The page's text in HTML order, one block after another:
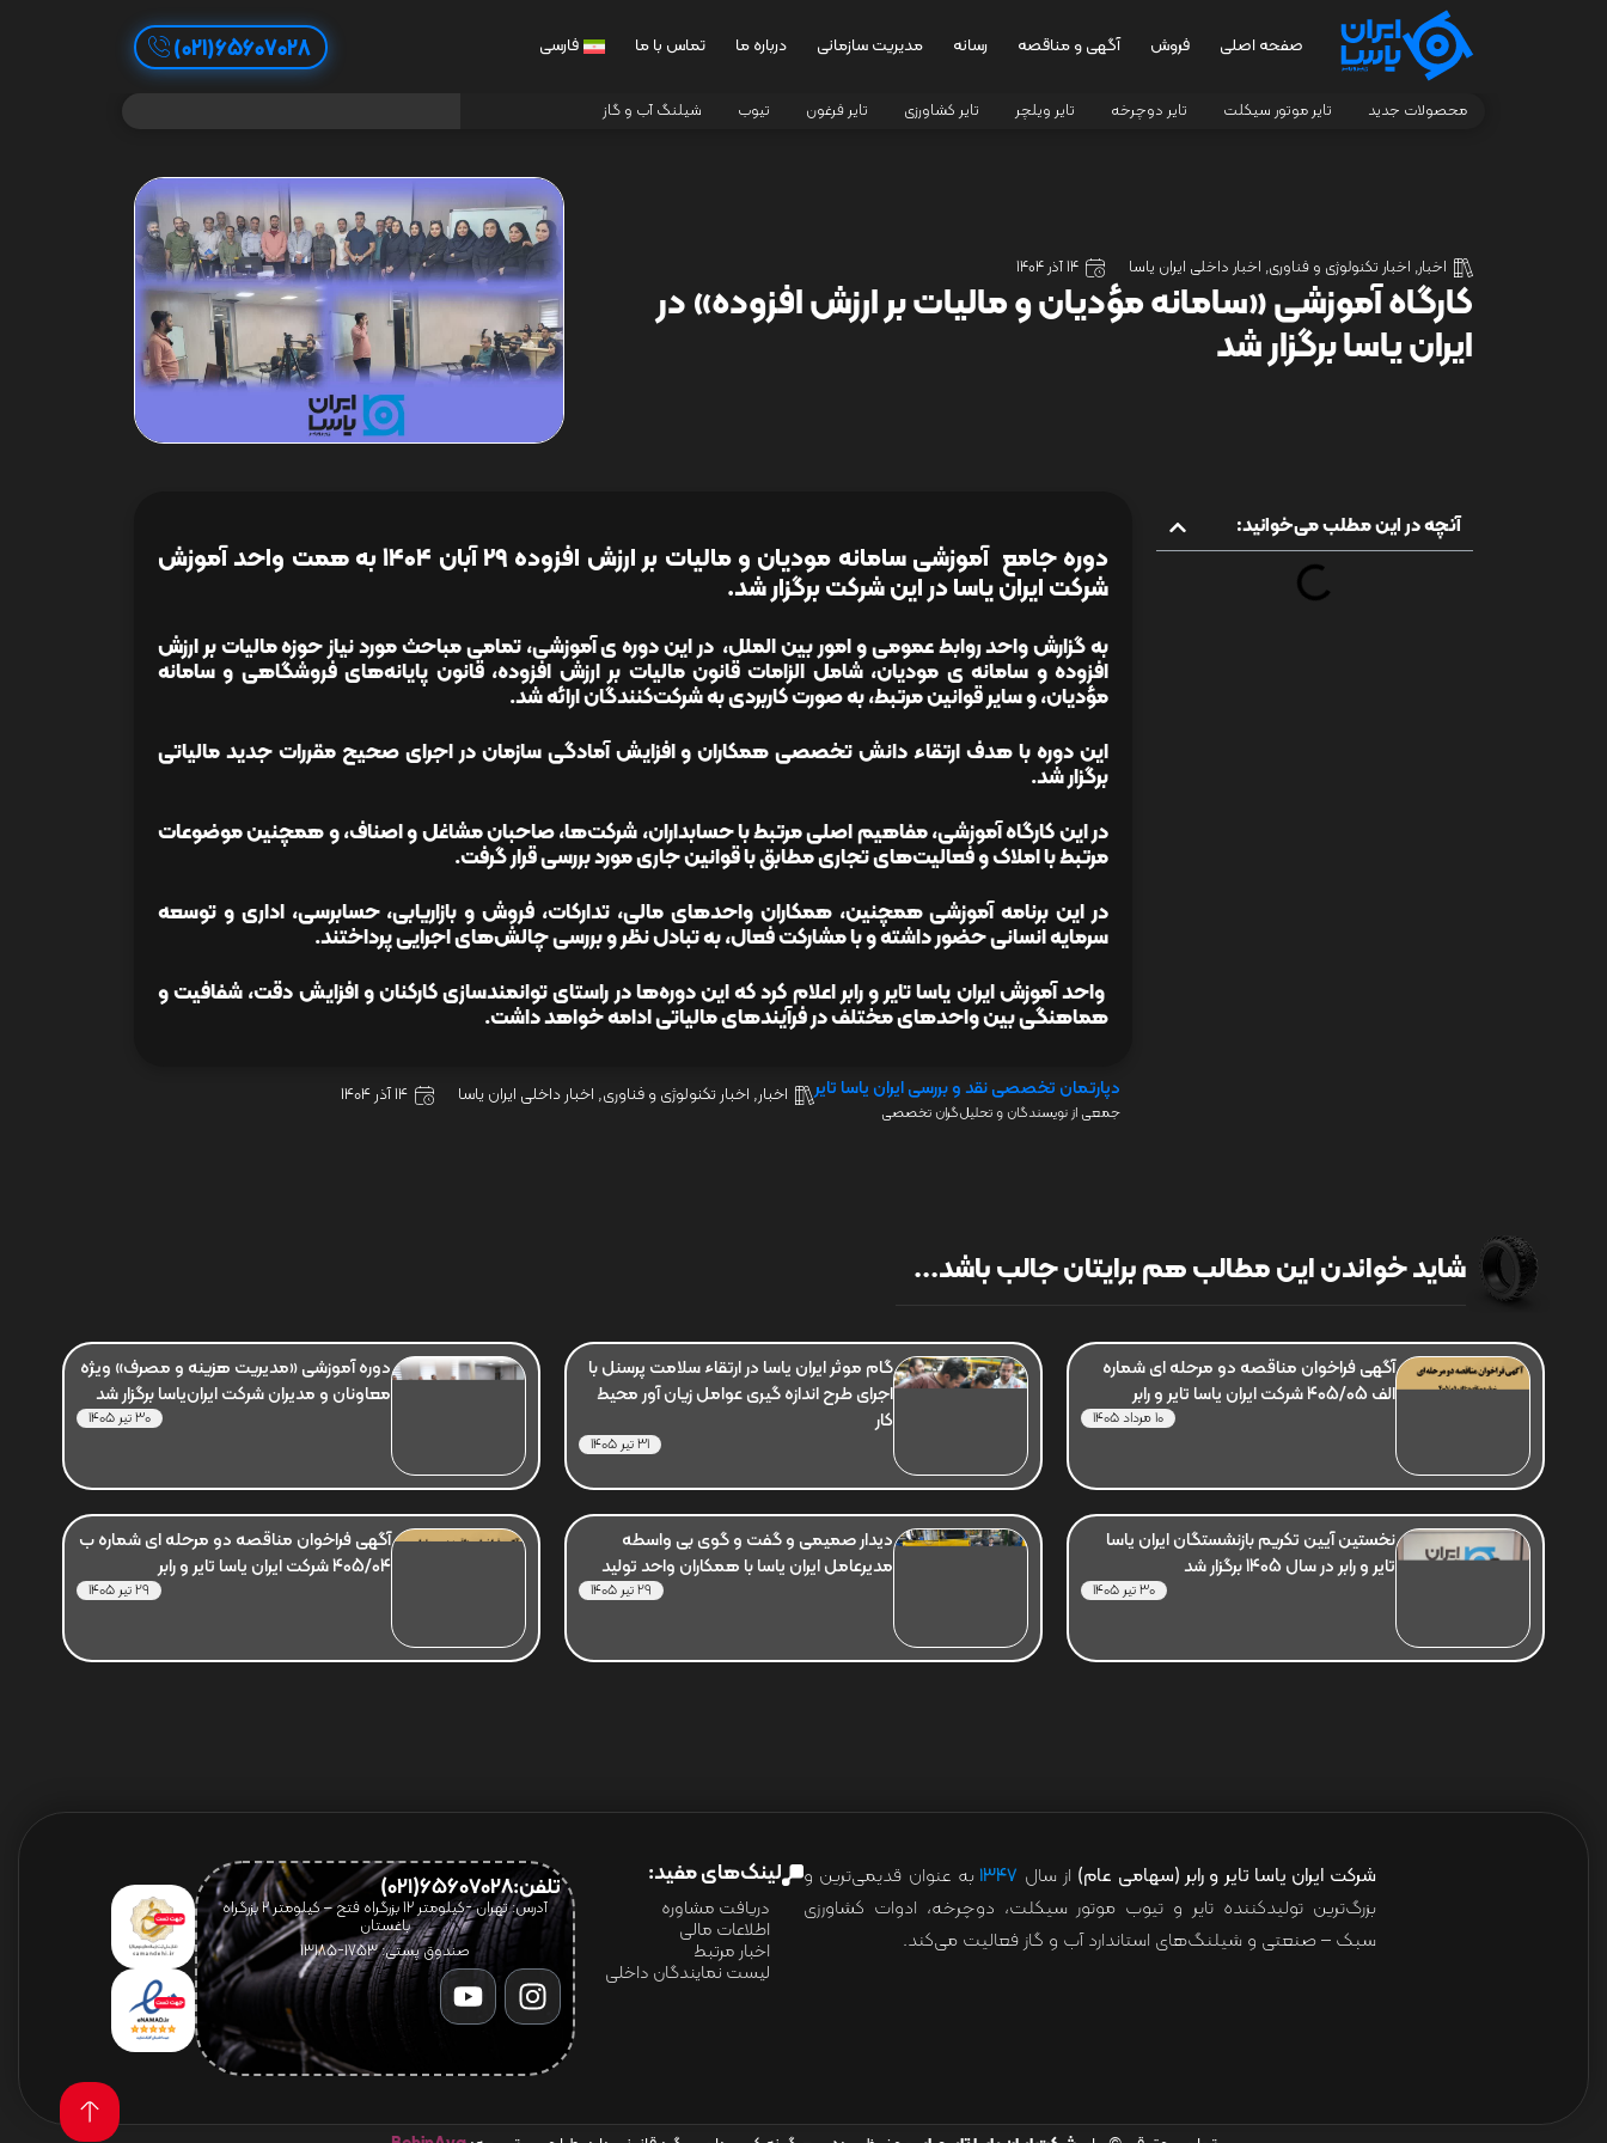
صفحه اصلی فروش آگهی و مناقصه رسانه مدیریت سازمانی درباره ما تماس با ما فارسی 65607028(021)
محصولات جدید تایر موتور سیکلت تایر دوچرخه تایر ویلچر تایر کشاورزی تایر فرغون تیوب شیلنگ آب و گاز
اخبار, اخبار تکنولوژی و فناوری, اخبار داخلی ایران یاسا 14 آذر 1404
کارگاه آموزشی «سامانه مؤدیان و مالیات بر ارزش افزوده» در
ایران‌ یاسا برگزار شد
آنچه در این مطلب می‌خوانید:
دوره جامع آموزشی سامانه مودیان و مالیات بر ارزش افزوده ۲۹ آبان ۱۴۰۴ به همت واحد آموزش
شرکت ایران یاسا در این شرکت برگزار شد.
به گزارش واحد روابط عمومی و امور بین الملل، در این دوره ی آموزشی، تمامی مباحث مورد نیاز حوزه مالیات بر ارزش
افزوده و سامانه ی مودیان، شامل الزامات قانون مالیات بر ارزش افزوده، قانون پایانه‌های فروشگاهی و سامانه
مؤدیان، و سایر قوانین مرتبط، به صورت کاربردی به شرکت‌کنندگان ارائه شد.
این دوره با هدف ارتقاء دانش تخصصی همکاران و افزایش آمادگی سازمان در اجرای صحیح مقررات جدید مالیاتی
برگزار شد.
در این کارگاه آموزشی، مفاهیم اصلی مرتبط با حسابداران، شرکت‌ها، صاحبان مشاغل و اصناف، و همچنین موضوعات
مرتبط با املاک و فعالیت‌های تجاری مطابق با قوانین جاری مورد بررسی قرار گرفت.
در این برنامه آموزشی همچنین، همکاران واحدهای مالی، تدارکات، فروش و بازاریابی، حسابرسی، اداری و توسعه
سرمایه انسانی حضور داشته و با مشارکت فعال، به تبادل نظر و بررسی چالش‌های اجرایی پرداختند.
واحد آموزش ایران یاسا تایر و رابر اعلام کرد که این دوره‌ها در راستای توانمندسازی کارکنان و افزایش دقت، شفافیت و
هماهنگی بین واحدهای مختلف در فرآیندهای مالیاتی ادامه خواهد داشت.
دپارتمان تخصصی نقد و بررسی ایران یاسا تایر
جمعی از نویسندگان و تحلیل‌گران تخصصی
اخبار, اخبار تکنولوژی و فناوری, اخبار داخلی ایران یاسا 14 آذر 1404
شاید خواندن این مطالب هم برایتان جالب باشد...
آگهی فراخوان مناقصه دو مرحله ای شماره
الف 405/05 شرکت ایران یاسا تایر و رابر
10 مرداد 1405
گام موثر ایران یاسا در ارتقاء سلامت پرسنل با
اجرای طرح اندازه گیری عوامل زیان آور محیط
کار
31 تیر 1405
دوره آموزشی «مدیریت هزینه و مصرف» ویژه
معاونان و مدیران شرکت ایران‌یاسا برگزار شد
30 تیر 1405
نخستین آیین تکریم بازنشستگان ایران یاسا
تایر و رابر در سال 1405 برگزار شد
30 تیر 1405
دیدار صمیمی و گفت و گوی بی واسطه
مدیرعامل ایران یاسا با همکاران واحد تولید
29 تیر 1405
آگهی فراخوان مناقصه دو مرحله ای شماره ب
405/04 شرکت ایران یاسا تایر و رابر
29 تیر 1405
شرکت ایران یاسا تایر و رابر (سهامی عام) از سال ۱۳۴۷ به عنوان قدیمی‌ترین و
بزرگ‌ترین تولیدکننده تایر و تیوب موتور سیکلت، دوچرخه، ادوات کشاورزی
سبک – صنعتی و شیلنگ‌های استاندارد آب و گاز فعالیت می‌کند.
لینک‌های مفید:
دریافت مشاوره
اطلاعات مالی
اخبار مرتبط
لیست نمایندگان داخلی
تلفن:65607028(021)
آدرس: تهران -کیلومتر 12 بزرگراه فتح – کیلومتر ۲ بزرگراه
باغستان
صندوق پستی: 1753-13185